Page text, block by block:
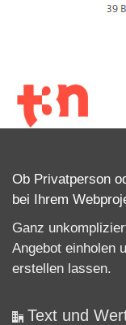
Ob Privatperson
bei Ihrem
Ganz
Angebot einholen
erstellen lassen.
Text und